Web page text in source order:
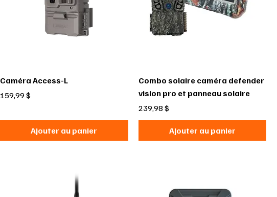
Caméra Access-L
Prix
159,99 $
Ajouter au panier
Combo solaire caméra defender
vision pro et panneau solaire
Prix
239,98 $
Ajouter au panier